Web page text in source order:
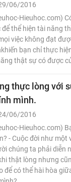
06/2016
Hieuhoc.com)
để thể hiện tài năng
việc không đạt
bạn chỉ thực
thật sự có được
thực lòng với
mình.
06/2016
Hieuhoc.com)
- Cuộc đời như một
chúng ta phải diễn
thật lòng nhưng
để có thể hài hòa